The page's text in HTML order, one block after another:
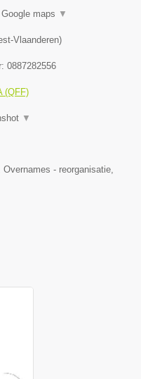
Google maps ▼
Vlaanderen)
0887282556
(QFF)
▼
- reorganisatie,